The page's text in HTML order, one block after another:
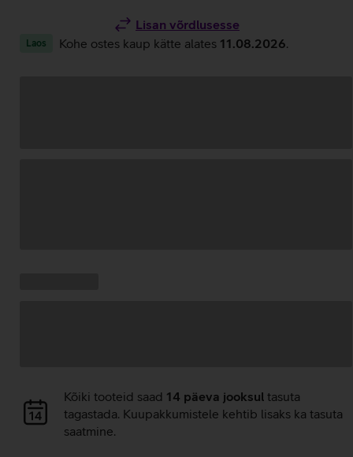
Lisan võrdlusesse
Laos Kohe ostes kaup kätte alates 11.08.2026
Andmete
laadimine
Kõiki tooteid saad 14 päeva jooksul tasuta
tagastada. Kuupakkumistele kehtib lisaks ka tasuta
saatmine.